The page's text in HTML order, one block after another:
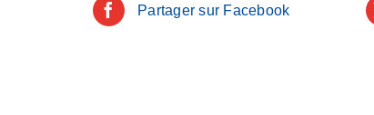
Partager sur Facebook